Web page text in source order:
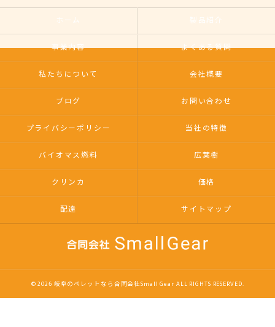
ホーム 製品紹介
事業内容 よくある質問
私たちについて 会社概要
ブログ お問い合わせ
プライバシーポリシー 当社の特徴
バイオマス燃料 広葉樹
クリンカ 価格
配達 サイトマップ
© 2026 岐阜のペレットなら合同会社Small Gear ALL RIGHTS RESERVED.